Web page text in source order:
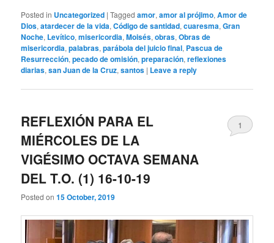
Posted in Uncategorized |Tagged amor,amor al prójimo,Amor de
Dios,atardecer de la vida,Código de santidad,cuaresma,Gran
Noche, Levítico,misericordia,Moisés,obras,Obras de
misericordia,palabras,parábola del juicio final, Pascua de
Resurrección,pecado de omisión,preparación,reflexiones
diarias,san Juan de la Cruz,santos | Leave a reply
REFLEXIÓN PARA EL
MIÉRCOLES DE LA
VIGÉSIMO OCTAVA SEMANA
DEL T.O. (1) 16-10-19
Posted on15 October, 2019
1